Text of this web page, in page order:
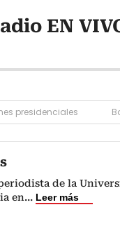
EN
presidenciales
de la
en... Leer más